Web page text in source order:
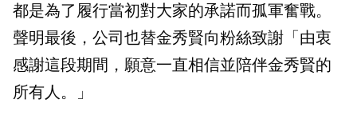
都是為了履行當初對大家的承諾而孤軍奮戰。
聲明最後，公司也替金秀賢向粉絲致謝「由衷
感謝這段期間，願意一直相信並陪伴金秀賢的
所有人。」